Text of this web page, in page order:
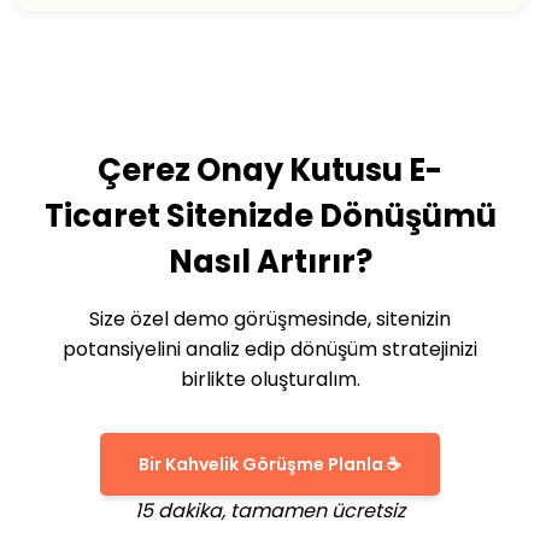
Çerez Onay Kutusu E-
Ticaret Sitenizde Dönüşümü
Nasıl Artırır?
Size özel demo görüşmesinde, sitenizin
potansiyelini analiz edip dönüşüm stratejinizi
birlikte oluşturalım.
Bir Kahvelik Görüşme Planla ☕
15 dakika, tamamen ücretsiz